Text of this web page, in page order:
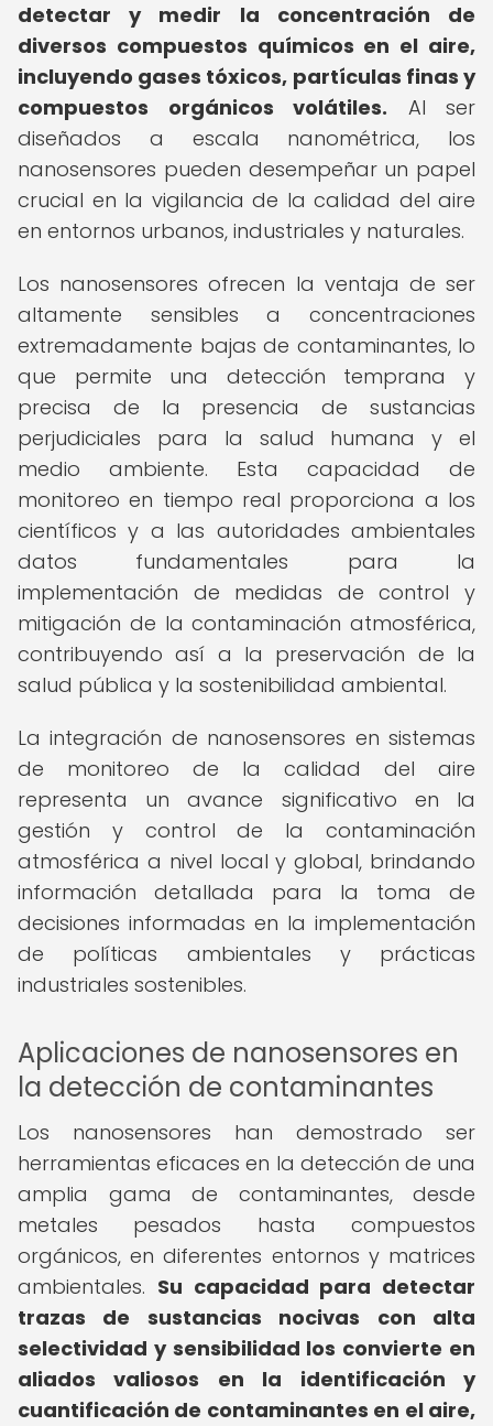
detectar y medir la concentración de
diversos compuestos químicos en el aire,
incluyendo gases tóxicos, partículas finas y
compuestos orgánicos volátiles. Al ser
diseñados a escala nanométrica, los
nanosensores pueden desempeñar un papel
crucial en la vigilancia de la calidad del aire
en entornos urbanos, industriales y naturales.
Los nanosensores ofrecen la ventaja de ser
altamente sensibles a concentraciones
extremadamente bajas de contaminantes, lo
que permite una detección temprana y
precisa de la presencia de sustancias
perjudiciales para la salud humana y el
medio ambiente. Esta capacidad de
monitoreo en tiempo real proporciona a los
científicos y a las autoridades ambientales
datos fundamentales para la
implementación de medidas de control y
mitigación de la contaminación atmosférica,
contribuyendo así a la preservación de la
salud pública y la sostenibilidad ambiental.
La integración de nanosensores en sistemas
de monitoreo de la calidad del aire
representa un avance significativo en la
gestión y control de la contaminación
atmosférica a nivel local y global, brindando
información detallada para la toma de
decisiones informadas en la implementación
de políticas ambientales y prácticas
industriales sostenibles.
Aplicaciones de nanosensores en
la detección de contaminantes
Los nanosensores han demostrado ser
herramientas eficaces en la detección de una
amplia gama de contaminantes, desde
metales pesados hasta compuestos
orgánicos, en diferentes entornos y matrices
ambientales. Su capacidad para detectar
trazas de sustancias nocivas con alta
selectividad y sensibilidad los convierte en
aliados valiosos en la identificación y
cuantificación de contaminantes en el aire,